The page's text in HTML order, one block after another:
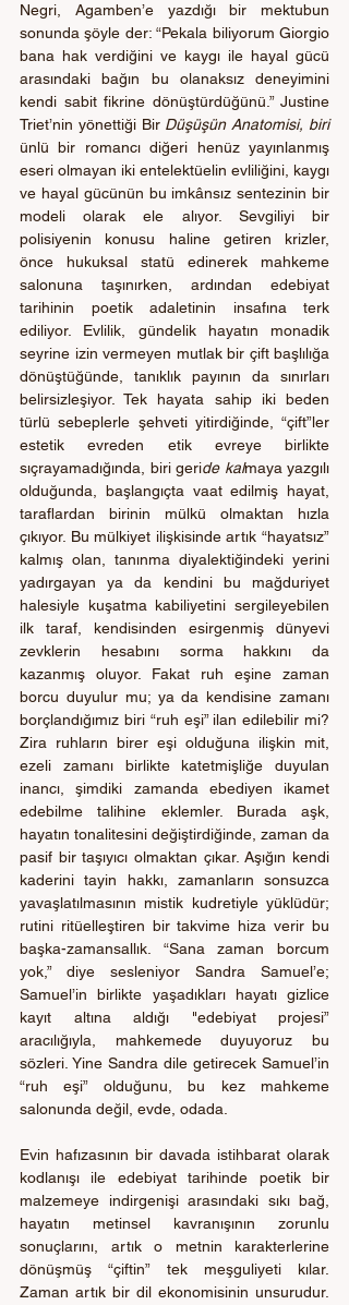
Negri, Agamben’e yazdığı bir mektubun
sonunda şöyle der: “Pekala biliyorum Giorgio
bana hak verdiğini ve kaygı ile ha­yal gücü
arasındaki bağın bu olanaksız deneyimini
kendi sabit fikrine dönüştürdüğünü.” Justine
Triet’nin yönettiği Bir Düşüşün Anatomisi, biri
ünlü bir romancı diğeri henüz yayınlanmış
eseri olmayan iki entelektüelin evliliğini, kaygı
ve hayal gücünün bu imkânsız sentezinin bir
modeli olarak ele alıyor. Sevgiliyi bir
polisiyenin konusu haline getiren krizler,
önce hukuksal statü edinerek mahkeme
salonuna taşınırken, ardından edebiyat
tarihinin poetik adaletinin insafına terk
ediliyor. Evlilik, gündelik hayatın monadik
seyrine izin vermeyen mutlak bir çift başlılığa
dönüştüğünde, tanıklık payının da sınırları
belirsizleşiyor. Tek hayata sahip iki beden
türlü sebeplerle şehveti yitirdiğinde, “çift”ler
estetik evreden etik evreye birlikte
sıçrayamadığında, biri geride kalmaya yazgılı
olduğunda, başlangıçta vaat edilmiş hayat,
taraflardan birinin mülkü olmaktan hızla
çıkıyor. Bu mülkiyet ilişkisinde artık “hayatsız”
kalmış olan, tanınma diyalektiğindeki yerini
yadırgayan ya da kendini bu mağduriyet
halesiyle kuşatma kabiliyetini sergileyebilen
ilk taraf, kendisinden esirgenmiş dünyevi
zevklerin hesabını sorma hakkını da
kazanmış oluyor. Fakat ruh eşine zaman
borcu duyulur mu; ya da kendisine zamanı
borçlandığımız biri “ruh eşi” ilan edilebilir mi?
Zira ruhların birer eşi olduğuna ilişkin mit,
ezeli zamanı birlikte katetmişliğe duyulan
inancı, şimdiki zamanda ebediyen ikamet
edebilme talihine eklemler. Burada aşk,
hayatın tonalitesini değiştirdiğinde, zaman da
pasif bir taşıyıcı olmaktan çıkar. Aşığın kendi
kaderini tayin hakkı, zamanların sonsuzca
yavaşlatılmasının mistik kudretiyle yüklüdür;
rutini ritüelleştiren bir takvime hiza verir bu
başka-zamansallık. “Sana zaman borcum
yok,” diye sesleniyor Sandra Samuel’e;
Samuel’in birlikte yaşadıkları hayatı gizlice
kayıt altına aldığı "edebiyat projesi”
aracılığıyla, mahkemede duyuyoruz bu
sözleri. Yine Sandra dile getirecek Samuel’in
“ruh eşi” olduğunu, bu kez mahkeme
salonunda değil, evde, odada.
Evin hafızasının bir davada istihbarat olarak
kodlanışı ile edebiyat tarihinde poetik bir
malzemeye indirgenişi arasındaki sıkı bağ,
hayatın metinsel kavranışının zorunlu
sonuçlarını, artık o metnin karakterlerine
dönüşmüş “çiftin” tek meşguliyeti kılar.
Zaman artık bir dil ekonomisinin unsurudur.